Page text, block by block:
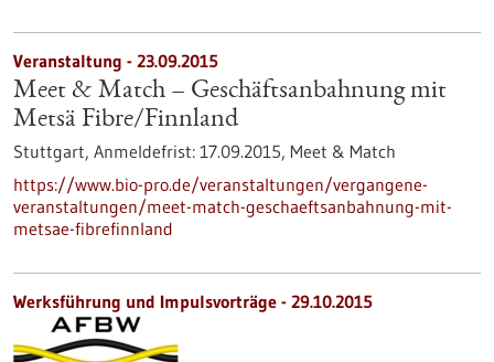
Veranstaltung - 23.09.2015
Meet & Match – Geschäftsanbahnung mit
Metsä Fibre/Finnland
Stuttgart, Anmeldefrist: 17.09.2015, Meet & Match
https://www.bio-pro.de/veranstaltungen/vergangene-
veranstaltungen/meet-match-geschaeftsanbahnung-mit-
metsae-fibrefinnland
Werksführung und Impulsvorträge - 29.10.2015